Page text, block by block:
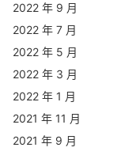
2022 年 9 月
2022 年 7 月
2022 年 5 月
2022 年 3 月
2022 年 1 月
2021 年 11 月
2021 年 9 月